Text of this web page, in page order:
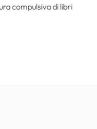
compulsiva di libri